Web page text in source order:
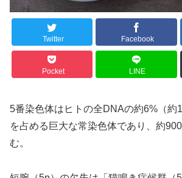
Twitter Facebook
Pocket LINE
5番染色体はヒトの全DNAの約6%（約
を占める巨大な常染色体であり、約
む。